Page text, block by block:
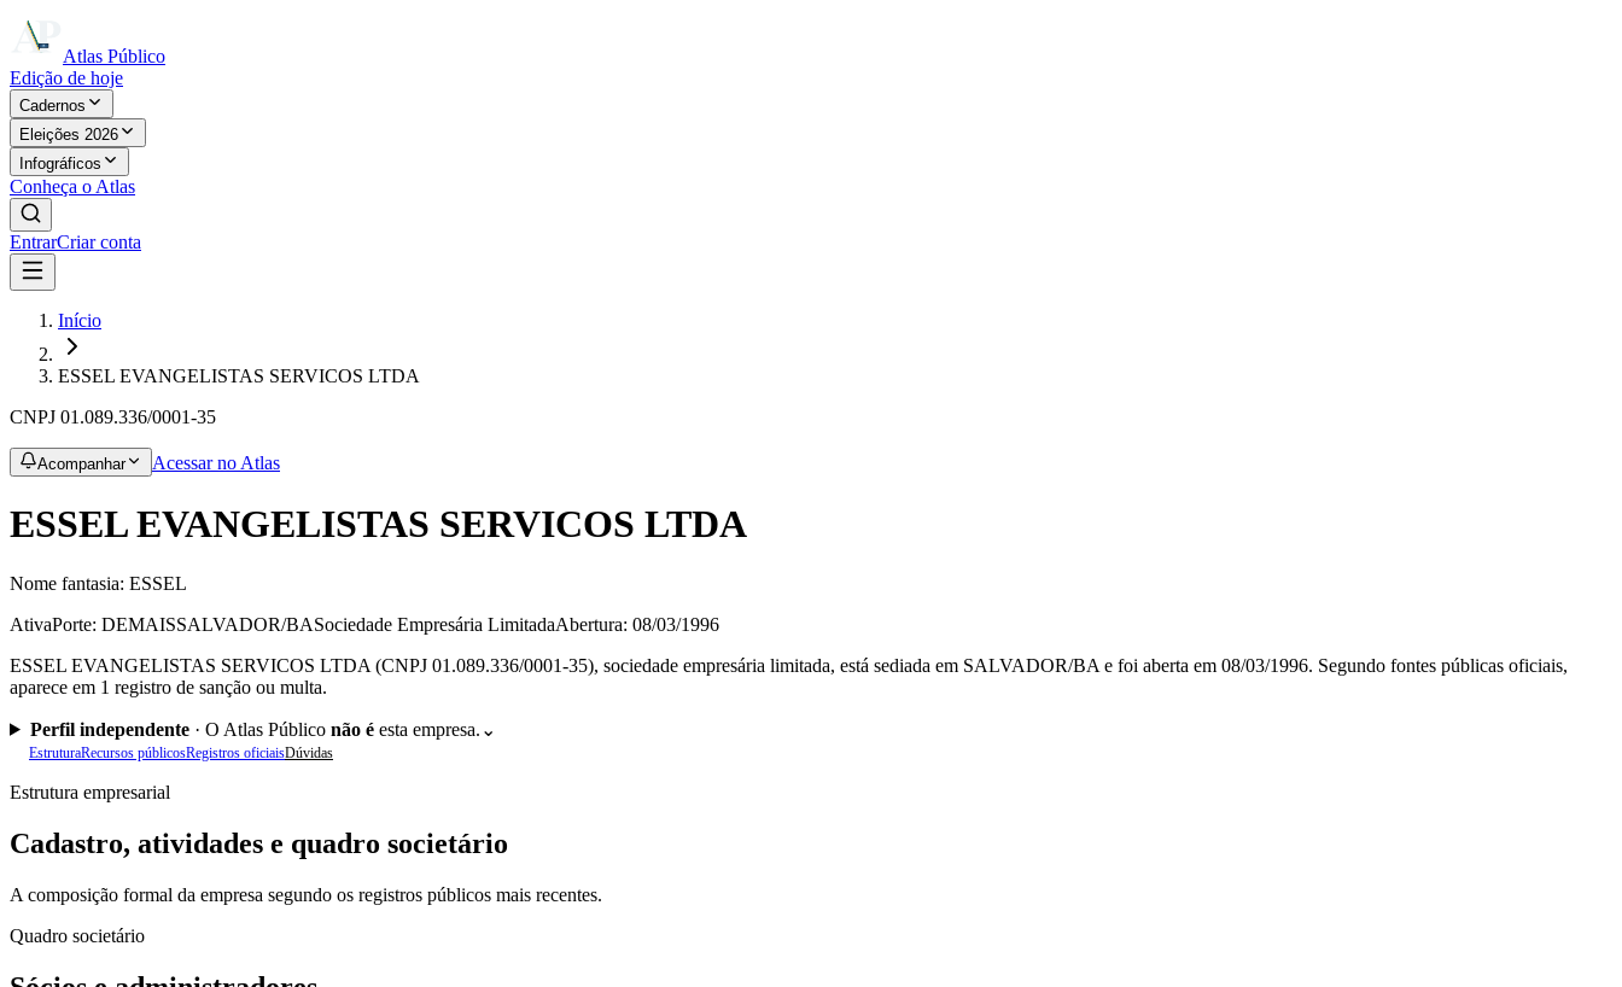
Atlas Público
Edição de hoje
Cadernos
Eleições 2026
Infográficos
Conheça o Atlas
EntrarCriar conta
Início
ESSEL EVANGELISTAS SERVICOS LTDA
CNPJ 01.089.336/0001-35
Acompanhar Acessar no Atlas
ESSEL EVANGELISTAS SERVICOS LTDA
Nome fantasia: ESSEL
AtivaPorte: DEMAISSALVADOR/BASociedade Empresária LimitadaAbertura: 08/03/1996
ESSEL EVANGELISTAS SERVICOS LTDA (CNPJ 01.089.336/0001-35), sociedade empresária limitada, está sediada em SALVADOR/BA e foi aberta em 08/03/1996. Segundo fontes públicas oficiais,
aparece em 1 registro de sanção ou multa.
Perfil independente· O Atlas Público não éesta empresa. ⌄
EstruturaRecursos públicosRegistros oficiaisDúvidas
Estrutura empresarial
Cadastro, atividades e quadro societário
A composição formal da empresa segundo os registros públicos mais recentes.
Quadro societário